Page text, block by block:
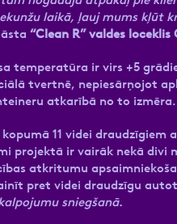
laikā, ļauj mums kļūt
“Clean R” valdes loceklis
temperatūra ir virs +5
tvertnē, nepiesārņojot
atkarībā no to izmēra.
11 videi draudzīgiem
projektā ir vairāk nekā divi
atkritumu
pret videi draudzīgu
sniegšanā.